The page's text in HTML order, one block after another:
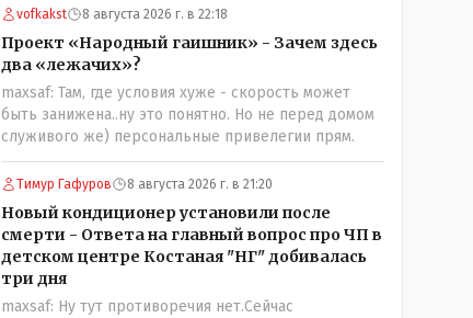
президенту на необходимость скорого ухода! А
летающая тарелка, потому что ещё не было в
истории независимого Казахстана депутата который
что то указывал бы действующему президенту, не
иначе инопланетянин, ну а на чём инопланетяне
передвигаются?
vofkakst 8 августа 2026 г. в 22:18
Проект «Народный гаишник» - Зачем здесь
два «лежачих»?
maxsaf: Там, где условия хуже - скорость может
быть занижена..ну это понятно. Но не перед домом
служивого же) персональные привелегии прям.
Тимур Гафуров 8 августа 2026 г. в 21:20
Новый кондиционер установили после
смерти - Ответа на главный вопрос про ЧП в
детском центре Костаная "НГ" добивалась
три дня
maxsaf: Ну тут противоречия нет.Сейчас